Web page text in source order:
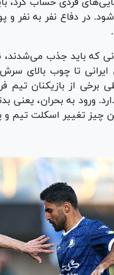
در دفاع نفر به نفر
که باید جذب
برخی از بازیکنان
ورود به بحران،
چیز تغییر اسکلت تیم